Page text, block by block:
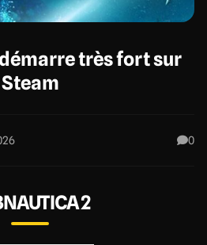
très fort sur
Steam
0
2